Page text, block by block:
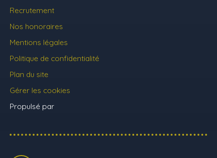
Recrutement
Nos honoraires
Mentions légales
Politique de confidentialité
Plan du site
Gérer les cookies
Propulsé par